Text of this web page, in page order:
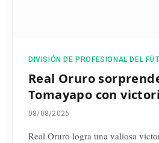
DIVISIÓN DE PROFESIONAL DEL
Real Oruro
Tomayapo con
08/08/2026
Real Oruro logra una valiosa